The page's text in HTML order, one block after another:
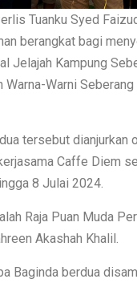
Tuanku Syed
berangkat bagi
Jelajah Kampung
Warna-Warni Seberang
tersebut dianjurkan
Caffe Diem
8 Julai 2024.
Raja Puan Muda
Akashah Khalil.
Baginda berdua